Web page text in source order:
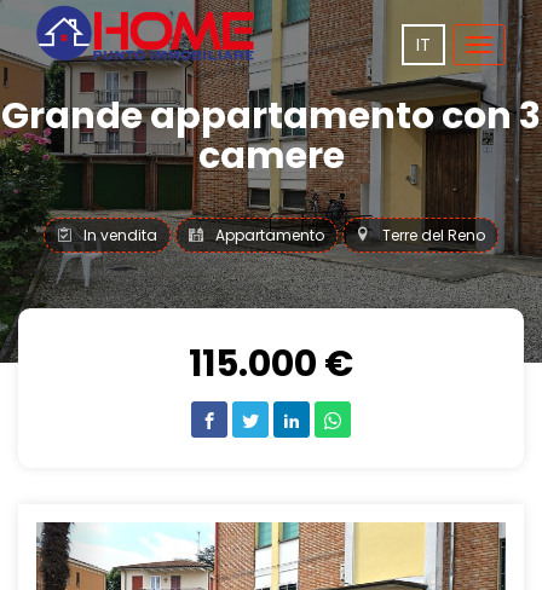
Toggle
IT
Grande appartamento con 3
camere
In vendita Appartamento Terre del Reno
115.000 €
Previous Next